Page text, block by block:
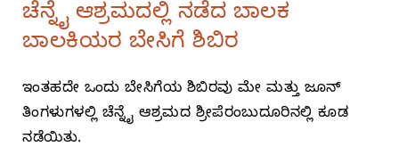
ಚೆನ್ನೈ ಆಶ್ರಮದಲ್ಲಿ ನಡೆದ ಬಾಲಕ
ಬಾಲಕಿಯರ ಬೇಸಿಗೆ ಶಿಬಿರ
ಇಂತಹದೇ ಒಂದು ಬೇಸಿಗೆಯ ಶಿಬಿರವು ಮೇ ಮತ್ತು ಜೂನ್‌
ತಿಂಗಳುಗಳಲ್ಲಿ ಚೆನ್ನೈ ಆಶ್ರಮದ ಶ್ರೀಪೆರಂಬುದೂರಿನಲ್ಲಿ ಕೂಡ
ನಡೆಯಿತು.